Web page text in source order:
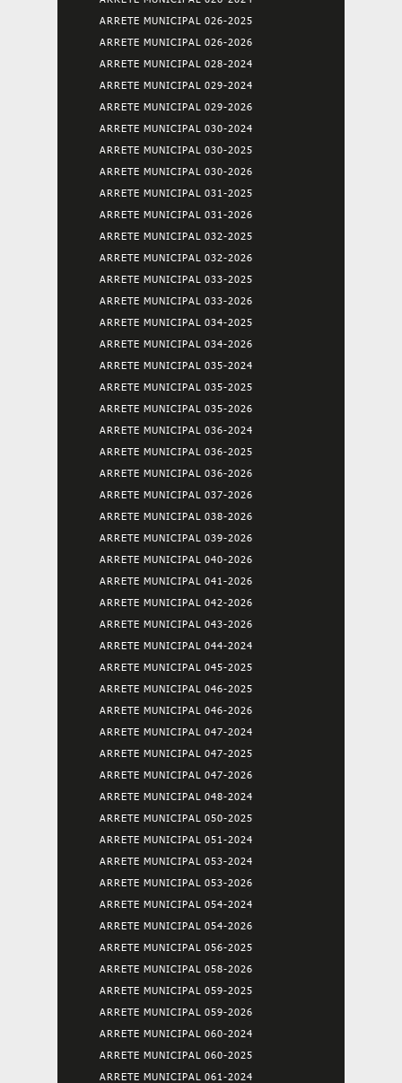
ARRETE MUNICIPAL 026-2025
ARRETE MUNICIPAL 026-2026
ARRETE MUNICIPAL 028-2024
ARRETE MUNICIPAL 029-2024
ARRETE MUNICIPAL 029-2026
ARRETE MUNICIPAL 030-2024
ARRETE MUNICIPAL 030-2025
ARRETE MUNICIPAL 030-2026
ARRETE MUNICIPAL 031-2025
ARRETE MUNICIPAL 031-2026
ARRETE MUNICIPAL 032-2025
ARRETE MUNICIPAL 032-2026
ARRETE MUNICIPAL 033-2025
ARRETE MUNICIPAL 033-2026
ARRETE MUNICIPAL 034-2025
ARRETE MUNICIPAL 034-2026
ARRETE MUNICIPAL 035-2024
ARRETE MUNICIPAL 035-2025
ARRETE MUNICIPAL 035-2026
ARRETE MUNICIPAL 036-2024
ARRETE MUNICIPAL 036-2025
ARRETE MUNICIPAL 036-2026
ARRETE MUNICIPAL 037-2026
ARRETE MUNICIPAL 038-2026
ARRETE MUNICIPAL 039-2026
ARRETE MUNICIPAL 040-2026
ARRETE MUNICIPAL 041-2026
ARRETE MUNICIPAL 042-2026
ARRETE MUNICIPAL 043-2026
ARRETE MUNICIPAL 044-2024
ARRETE MUNICIPAL 045-2025
ARRETE MUNICIPAL 046-2025
ARRETE MUNICIPAL 046-2026
ARRETE MUNICIPAL 047-2024
ARRETE MUNICIPAL 047-2025
ARRETE MUNICIPAL 047-2026
ARRETE MUNICIPAL 048-2024
ARRETE MUNICIPAL 050-2025
ARRETE MUNICIPAL 051-2024
ARRETE MUNICIPAL 053-2024
ARRETE MUNICIPAL 053-2026
ARRETE MUNICIPAL 054-2024
ARRETE MUNICIPAL 054-2026
ARRETE MUNICIPAL 056-2025
ARRETE MUNICIPAL 058-2026
ARRETE MUNICIPAL 059-2025
ARRETE MUNICIPAL 059-2026
ARRETE MUNICIPAL 060-2024
ARRETE MUNICIPAL 060-2025
ARRETE MUNICIPAL 061-2024